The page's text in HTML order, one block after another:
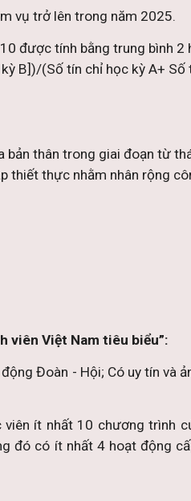
vụ trở lên trong năm 2025.
được tính bằng trung bình 2
B])/(Số tín chỉ học kỳ A+ Số
bản thân trong giai đoạn từ
thiết thực nhằm nhân rộng
viên Việt Nam tiêu biểu”:
Đoàn - Hội; Có uy tín và
ít nhất 10 chương trình
đó có ít nhất 4 hoạt động